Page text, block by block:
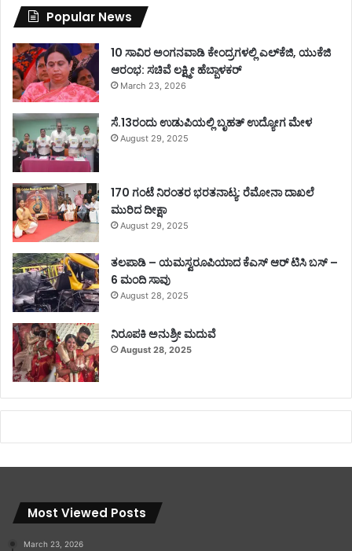
Popular News
10 ಸಾವಿರ ಅಂಗನವಾಡಿ ಕೇಂದ್ರಗಳಲ್ಲಿ ಎಲ್‌ಕೆಜಿ, ಯುಕೆಜಿ
ಆರಂಭ: ಸಚಿವೆ ಲಕ್ಷ್ಮೀ ಹೆಬ್ಬಾಳಕರ್
March 23, 2026
ಸೆ.13ರಂದು ಉಡುಪಿಯಲ್ಲಿ ಬೃಹತ್ ಉದ್ಯೋಗ ಮೇಳ
August 29, 2025
170 ಗಂಟೆ ನಿರಂತರ ಭರತನಾಟ್ಯ: ರೆಮೋನಾ ದಾಖಲೆ
ಮುರಿದ ದೀಕ್ಷಾ
August 29, 2025
ತಲಪಾಡಿ – ಯಮಸ್ವರೂಪಿಯಾದ ಕೆಎಸ್ ಆರ್ ಟಿಸಿ ಬಸ್ –
6 ಮಂದಿ ಸಾವು
August 28, 2025
ನಿರೂಪಕಿ ಅನುಶ್ರೀ ಮದುವೆ
August 28, 2025
Most Viewed Posts
March 23, 2026